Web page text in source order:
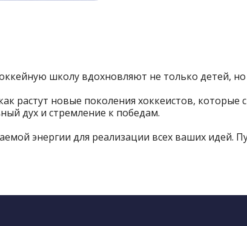
школу вдохновляют не только детей,
растут новые поколения хоккеистов,
дух и стремление к победам.
энергии для реализации всех ваших идей.